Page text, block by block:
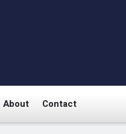
About Contact